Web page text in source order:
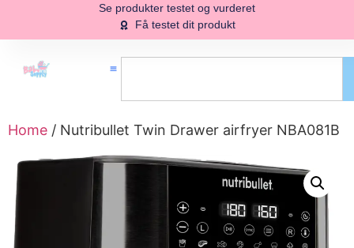
Se produkter testet og vurderet
Få testet dit produkt
Home / Nutribullet Twin Drawer airfryer NBA081B